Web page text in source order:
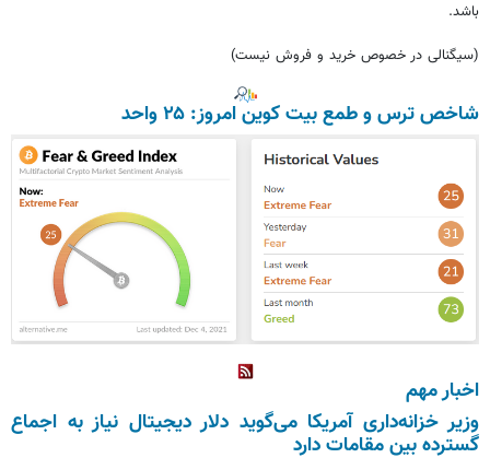
باشد.
(سیگنالی در خصوص خرید و فروش نیست)
شاخص ترس و طمع بیت کوین امروز: ۲۵ واحد
اخبار مهم
وزیر خزانه‌داری آمریکا می‌گوید دلار دیجیتال نیاز به اجماع
گسترده بین مقامات دارد